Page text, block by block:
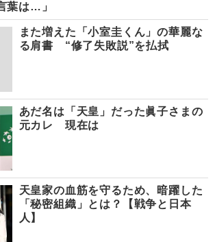
葉は…」
また増えた「小室圭くん」の華麗な
る肩書 “修了失敗説”を払拭
あだ名は「天皇」だった眞子さまの
元カレ 現在は
天皇家の血筋を守るため、暗躍した
「秘密組織」とは？【戦争と日本
人】